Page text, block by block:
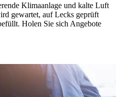
Klimaanlage und kalte Luft
gewartet, auf Lecks geprüft
Holen Sie sich Angebote